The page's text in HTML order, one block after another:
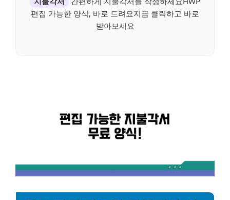
편집 가능한 양식, 바로 드려요지금 클릭하고 바로
받아보세요